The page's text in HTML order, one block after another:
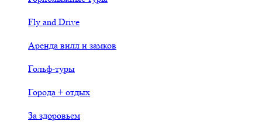
Fly and Drive
Аренда вилл и замков
Гольф-туры
Города + отдых
За здоровьем